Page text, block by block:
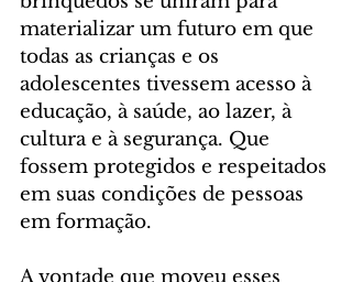
materializar um futuro em que
todas as crianças e os
adolescentes tivessem acesso à
educação, à saúde, ao lazer, à
cultura e à segurança. Que
fossem protegidos e respeitados
em suas condições de pessoas
em formação.
A vontade que moveu esses